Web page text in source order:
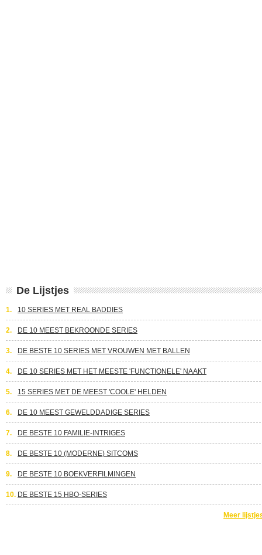
De Lijstjes
1. 10 SERIES MET REAL BADDIES
2. DE 10 MEEST BEKROONDE SERIES
3. DE BESTE 10 SERIES MET VROUWEN MET BALLEN
4. DE 10 SERIES MET HET MEESTE 'FUNCTIONELE' NAAKT
5. 15 SERIES MET DE MEEST 'COOLE' HELDEN
6. DE 10 MEEST GEWELDDADIGE SERIES
7. DE BESTE 10 FAMILIE-INTRIGES
8. DE BESTE 10 (MODERNE) SITCOMS
9. DE BESTE 10 BOEKVERFILMINGEN
10. DE BESTE 15 HBO-SERIES
Meer